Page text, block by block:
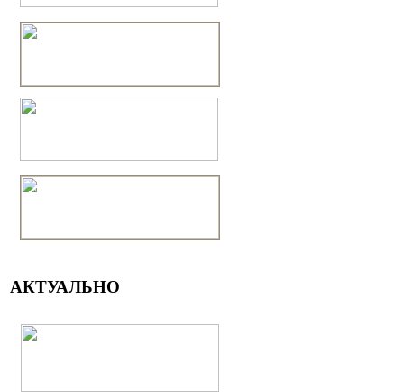
АКТУАЛЬНО